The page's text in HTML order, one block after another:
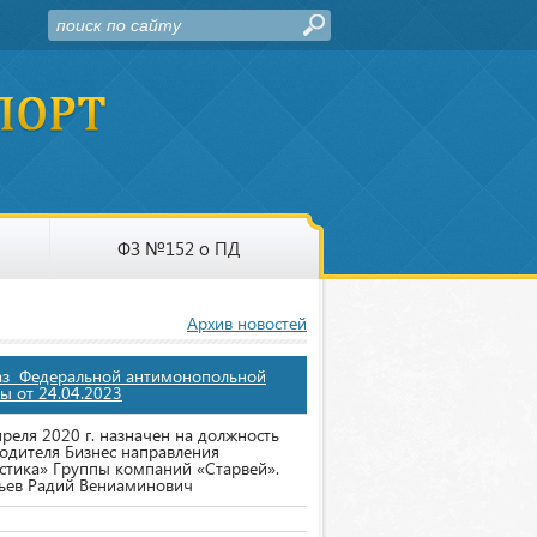
ФЗ №152 о ПД
Архив новостей
Федеральной антимонопольной
от 24.04.2023
2020 г. назначен на должность
Бизнес направления
Группы компаний «Старвей».
Радий Вениаминович